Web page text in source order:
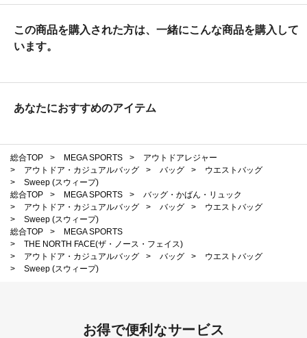
この商品を購入された方は、一緒にこんな商品を購入して
います。
あなたにおすすめのアイテム
総合TOP > MEGA SPORTS >
アウトドアレジャー
>
アウトドア・カジュアルバッグ > バッグ >
ウエストバッグ
>
Sweep (スウィープ)
総合TOP
> MEGA SPORTS >
バッグ・かばん・リュック
>
アウトドア・カジュアルバッグ > バッグ >
ウエストバッグ
>
Sweep (スウィープ)
総合TOP
>
MEGA SPORTS
>
THE NORTH FACE(ザ・ノース・フェイス)
>
アウトドア・カジュアルバッグ > バッグ >
ウエストバッグ
>
Sweep (スウィープ)
お得で便利なサービス